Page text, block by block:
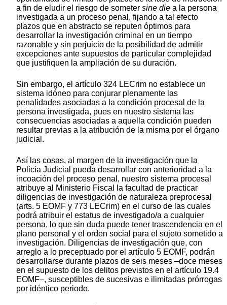
a fin de eludir el riesgo de someter sine die a la persona
investigada a un proceso penal, fijando a tal efecto
plazos que en abstracto se reputen óptimos para
desarrollar la investigación criminal en un tiempo
razonable y sin perjuicio de la posibilidad de admitir
excepciones ante supuestos de particular complejidad
que justifiquen la ampliación de su duración.
Sin embargo, el artículo 324 LECrim no establece un
sistema idóneo para conjurar plenamente las
penalidades asociadas a la condición procesal de la
persona investigada, pues en nuestro sistema las
consecuencias asociadas a aquella condición pueden
resultar previas a la atribución de la misma por el órgano
judicial.
Así las cosas, al margen de la investigación que la
Policía Judicial pueda desarrollar con anterioridad a la
incoación del proceso penal, nuestro sistema procesal
atribuye al Ministerio Fiscal la facultad de practicar
diligencias de investigación de naturaleza preprocesal
(arts. 5 EOMF y 773 LECrim) en el curso de las cuales
podrá atribuir el estatus de investigado/a a cualquier
persona, lo que sin duda puede tener trascendencia en el
plano personal y el orden social para el sujeto sometido a
investigación. Diligencias de investigación que, con
arreglo a lo preceptuado por el artículo 5 EOMF, podrán
desarrollarse durante plazos de seis meses –doce meses
en el supuesto de los delitos previstos en el artículo 19.4
EOMF–, susceptibles de sucesivas e ilimitadas prórrogas
por idéntico periodo.